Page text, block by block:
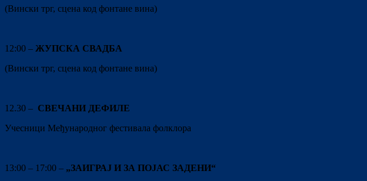
(Вински трг, сцена код фонтане вина)
12:00 – ЖУПСКА СВАДБА
(Вински трг, сцена код фонтане вина)
12.30 – СВЕЧАНИ ДЕФИЛЕ
Учесници Међународног фестивала фолклора
13:00 – 17:00 – „ЗАИГРАЈ И ЗА ПОЈАС ЗАДЕНИ“